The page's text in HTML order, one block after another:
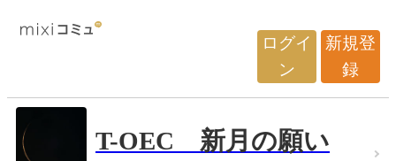
ログイ
ン
新規登
録
T-OEC 新月の願い